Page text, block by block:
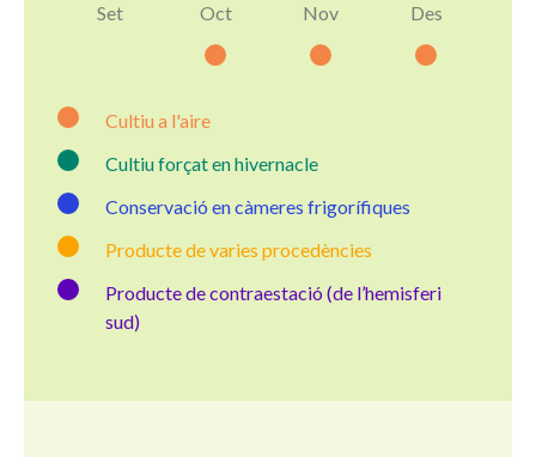
Set Oct Nov Des
Cultiu a l'aire
Cultiu forçat en hivernacle
Conservació en càmeres frigorífiques
Producte de varies procedències
Producte de contraestació (de l’hemisferi
sud)